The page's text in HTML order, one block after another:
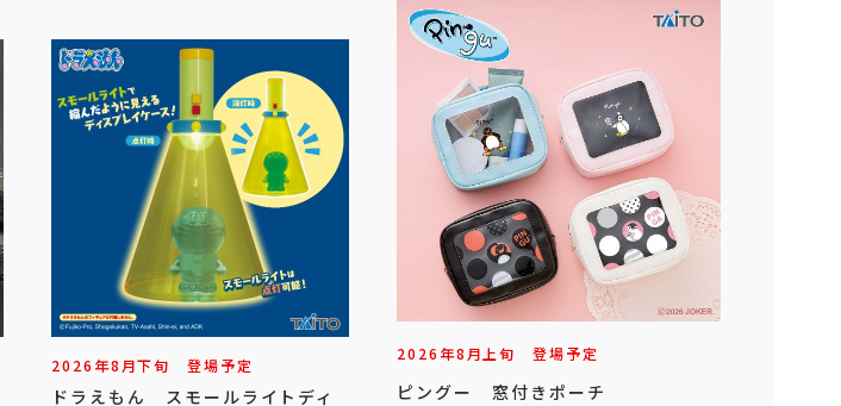
2026年8月下旬 登場予定
ドラえもん スモールライトディ
2026年8月上旬 登場予定
ピングー 窓付きポーチ